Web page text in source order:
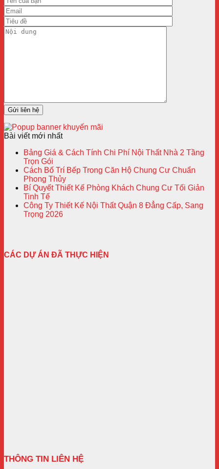
Bài viết mới nhất
Bảng Giá & Cách Tính Chi Phí Nội Thất Nhà 2 Tầng
Trọn Gói
Cách Bố Trí Bếp Trong Căn Hộ Chung Cư Chuẩn
Phong Thủy
Bí Quyết Thiết Kế Phòng Khách Chung Cư Tối Giản
Tinh Tế
Công Ty Thiết Kế Nội Thất Quận 8 Đẳng Cấp, Sang
Trọng 2026
CÁC DỰ ÁN ĐÃ THỰC HIỆN
THÔNG TIN LIÊN HỆ